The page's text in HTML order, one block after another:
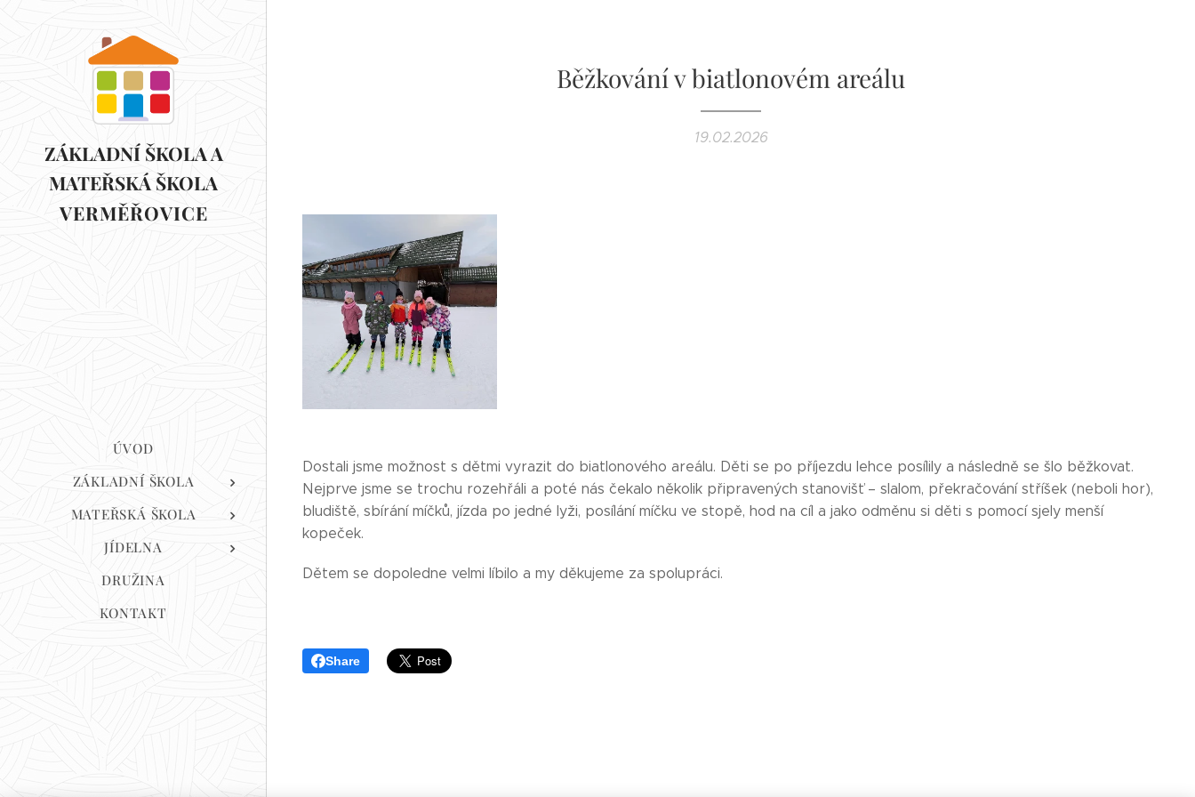
ZÁKLADNÍ ŠKOLA A
MATEŘSKÁ ŠKOLA
VERMĚŘOVICE
VERMĚŘOVICE
ÚVOD
ZÁKLADNÍ ŠKOLA
MATEŘSKÁ ŠKOLA
JÍDELNA
DRUŽINA
KONTAKT
Běžkování v biatlonovém areálu
19.02.2026
Dostali jsme možnost s dětmi vyrazit do biatlonového areálu. Děti se po příjezdu lehce posílily a následně se šlo běžkovat.
Nejprve jsme se trochu rozehřáli a poté nás čekalo několik připravených stanovišť – slalom, překračování stříšek (neboli hor),
bludiště, sbírání míčků, jízda po jedné lyži, posílání míčku ve stopě, hod na cíl a jako odměnu si děti s pomocí sjely menší
kopeček.
Dětem se dopoledne velmi líbilo a my děkujeme za spolupráci.
Share